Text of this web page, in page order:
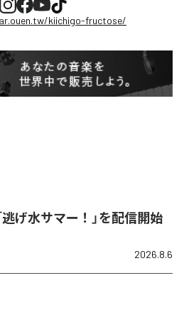
kiichigo-fructose/
げ水サマー！」を配信開始
2026.8.6